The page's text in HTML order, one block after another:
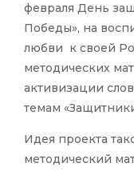
февраля День
Победы», на
любви к своей
методических
активизации
темам
Идея проекта
методический